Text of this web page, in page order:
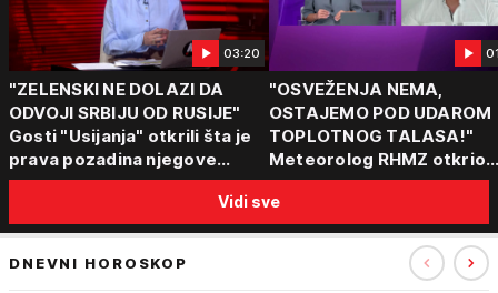
03:20
"ZELENSKI NE DOLAZI DA
ODVOJI SRBIJU OD RUSIJE"
Gosti "Usijanja" otkrili šta je
prava pozadina njegove
posete Beogradu
"OSVEŽENJA NEMA,
OSTAJEMO POD UDAROM
TOPLOTNOG TALASA!"
Meteorolog RHMZ otkrio
kakvo vreme nas čeka do
kraja avgusta
Vidi sve
DNEVNI HOROSKOP